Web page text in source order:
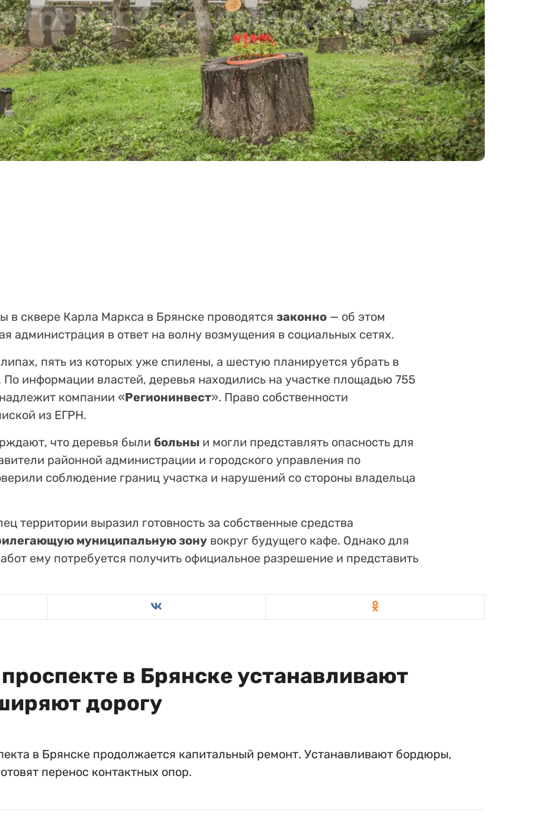
в сквере Карла Маркса в Брянске проводятся законно — об этом
администрация в ответ на волну возмущения в социальных сетях.
пять из которых уже спилены, а шестую планируется убрать в
информации властей, деревья находились на участке площадью 755
компании «Регионинвест». Право собственности
из ЕГРН.
что деревья были больны и могли представлять опасность для
районной администрации и городского управления по
соблюдение границ участка и нарушений со стороны владельца
территории выразил готовность за собственные средства
муниципальную зону вокруг будущего кафе. Однако для
ему потребуется получить официальное разрешение и представить
в Брянске устанавливают
дорогу
в Брянске продолжается капитальный ремонт. Устанавливают бордюры,
перенос контактных опор.